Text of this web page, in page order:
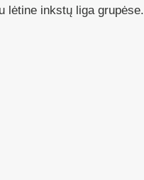
lėtine inkstų liga grupėse.